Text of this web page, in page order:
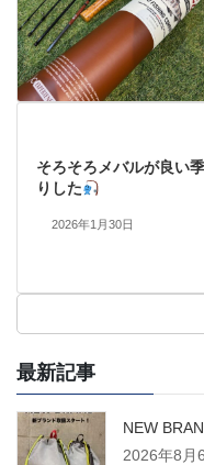
そろそろメバルが良い
りした
2026年1月30日
最新記事
NEW
2026年8月